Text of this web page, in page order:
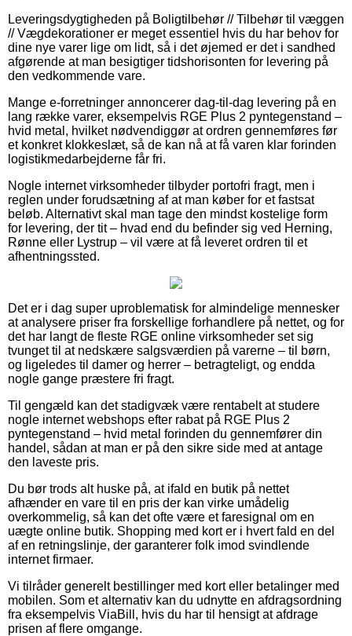
Leveringsdygtigheden på Boligtilbehør // Tilbehør til væggen
// Vægdekorationer er meget essentiel hvis du har behov for
dine nye varer lige om lidt, så i det øjemed er det i sandhed
afgørende at man besigtiger tidshorisonten for levering på
den vedkommende vare.
Mange e-forretninger annoncerer dag-til-dag levering på en
lang række varer, eksempelvis RGE Plus 2 pyntegenstand –
hvid metal, hvilket nødvendiggør at ordren gennemføres før
et konkret klokkeslæt, så de kan nå at få varen klar forinden
logistikmedarbejderne får fri.
Nogle internet virksomheder tilbyder portofri fragt, men i
reglen under forudsætning af at man køber for et fastsat
beløb. Alternativt skal man tage den mindst kostelige form
for levering, der tit – hvad end du befinder sig ved Herning,
Rønne eller Lystrup – vil være at få leveret ordren til et
afhentningssted.
Det er i dag super uproblematisk for almindelige mennesker
at analysere priser fra forskellige forhandlere på nettet, og for
det har langt de fleste RGE online virksomheder set sig
tvunget til at nedskære salgsværdien på varerne – til børn,
og ligeledes til damer og herrer – betragteligt, og endda
nogle gange præstere fri fragt.
Til gengæld kan det stadigvæk være rentabelt at studere
nogle internet webshops efter rabat på RGE Plus 2
pyntegenstand – hvid metal forinden du gennemfører din
handel, sådan at man er på den sikre side med at antage
den laveste pris.
Du bør trods alt huske på, at ifald en butik på nettet
afhænder en vare til en pris der kan virke umådelig
overkommelig, så kan det ofte være et faresignal om en
uægte online butik. Shopping med kort er i hvert fald en del
af en retningslinje, der garanterer folk imod svindlende
internet firmaer.
Vi tilråder generelt bestillinger med kort eller betalinger med
mobilen. Som et alternativ kan du udnytte en afdragsordning
fra eksempelvis ViaBill, hvis du har til hensigt at afdrage
prisen af flere omgange.